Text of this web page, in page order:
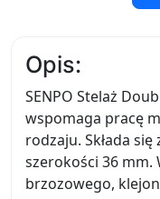
Opis:
SENPO Stelaż
wspomaga pracę
rodzaju. Składa
szerokości 36 mm.
brzozowego,